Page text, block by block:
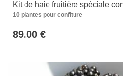
Kit de haie fruitière spéciale
10 plantes pour confiture
89.00 €